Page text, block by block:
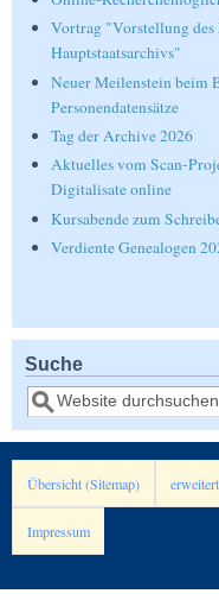
Vortrag "Vorstellung des
Hauptstaatsarchivs"
Neuer Meilenstein
Personendatensätze
Tag der Archive 2026
Aktuelles vom Scan-
Digitalisate online
Kursabende zum
Verdiente Genealogen
Suche
Suche
Übersicht (Sitemap)
Impressum